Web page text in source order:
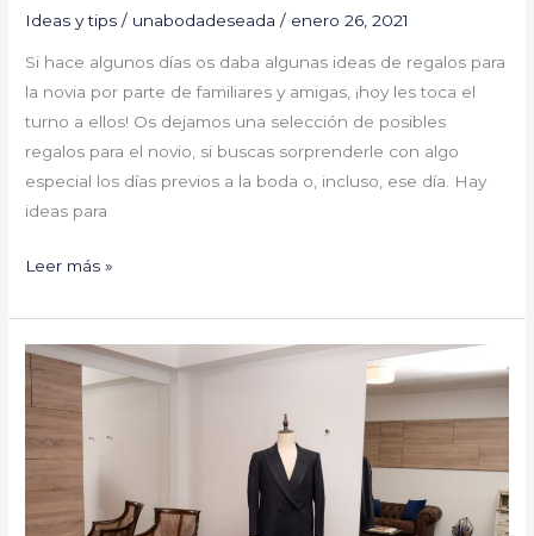
Ideas y tips / unabodadeseada/ enero 26, 2021
Si hace algunos días os daba algunas ideas de regalos para
la novia por parte de familiares y amigas, ¡hoy les toca el
turno a ellos! Os dejamos una selección de posibles
regalos para el novio, si buscas sorprenderle con algo
especial los días previos a la boda o, incluso, ese día. Hay
ideas para
Leer más »
Atentos
novios,
padres
e
invitados
¡Suits